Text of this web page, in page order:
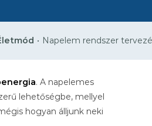
• Napelem rendszer
. A napelemes
lehetőségbe, mellyel
hogyan álljunk neki